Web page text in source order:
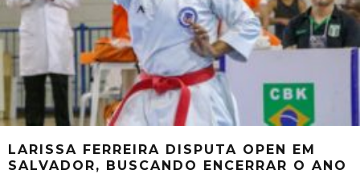
LARISSA FERREIRA DISPUTA OPEN EM
SALVADOR, BUSCANDO ENCERRAR O ANO